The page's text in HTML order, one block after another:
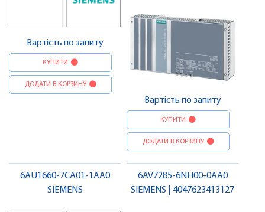
Вартість по запиту
КУПИТИ
ДОДАТИ В КОРЗИНУ
Вартість по запиту
КУПИТИ
ДОДАТИ В КОРЗИНУ
6AU1660-7CA01-1AA0
SIEMENS
6AV7285-6NH00-0AA0
SIEMENS | 4047623413127